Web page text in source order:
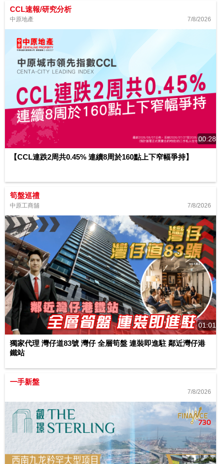
CCL速報/研究分析
中原地產 7/8/2026
00:28
【CCL連跌2周共0.45% 連續8周於160點上下窄幅爭持】
筍盤巡禮
中原工商舖 7/8/2026
01:01
獨家代理 灣仔道83號 灣仔 全層筍盤 連裝即進駐 鄰近灣仔港
鐵站
一手新盤
7/8/2026